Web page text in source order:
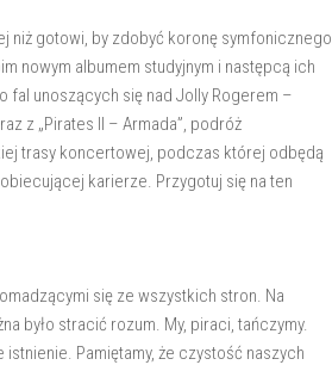
niż gotowi, by zdobyć koronę symfonicznego
nowym albumem studyjnym i następcą ich
fal unoszących się nad Jolly Rogerem –
z „Pirates II – Armada”, podróż
trasy koncertowej, podczas której odbędą
karierze. Przygotuj się na ten
się ze wszystkich stron. Na
było stracić rozum. My, piraci, tańczymy.
Pamiętamy, że czystość naszych